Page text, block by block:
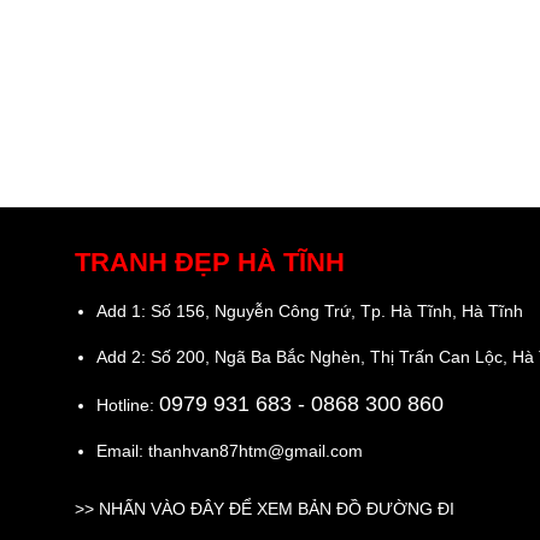
TRANH ĐẸP HÀ TĨNH
Add 1: Số 156, Nguyễn Công Trứ, Tp. Hà Tĩnh, Hà Tĩnh
Add 2: Số 200, Ngã Ba Bắc Nghèn, Thị Trấn Can Lộc, Hà
Hotline: 0979 931 683 - 0868 300 860
Email: thanhvan87htm@gmail.com
>> NHẤN VÀO ĐÂY ĐỂ XEM BẢN ĐỒ ĐƯỜNG ĐI